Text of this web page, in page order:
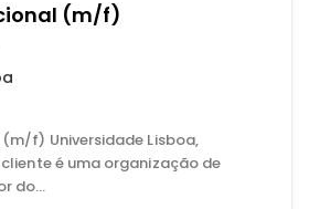
(m/f)
f) Universidade Lisboa,
é uma organização de
do…